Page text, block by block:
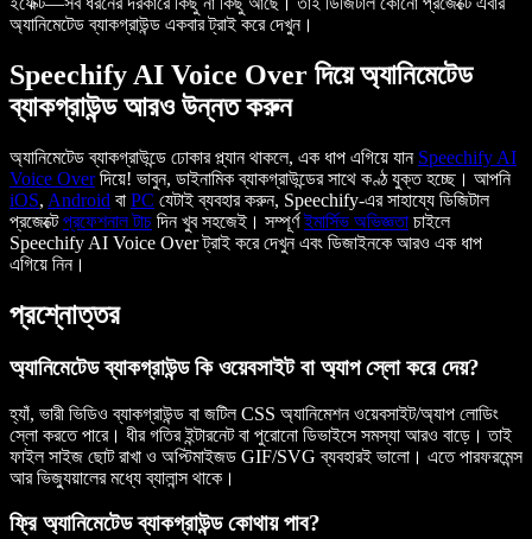
অ্যানিমেটেড ব্যাকগ্রাউন্ড একবার ট্রাই করে দেখুন।
Speechify AI Voice Over দিয়ে অ্যানিমেটেড
ব্যাকগ্রাউন্ড আরও উন্নত করুন
অ্যানিমেটেড ব্যাকগ্রাউন্ডে ঢোকার প্ল্যান থাকলে, এক ধাপ এগিয়ে যান Speechify AI
Voice Overদিয়ে! ভাবুন, ডাইনামিক ব্যাকগ্রাউন্ডের সাথে কণ্ঠ যুক্ত হচ্ছে। আপনি
iOS, Android বা PC যেটাই ব্যবহার করুন, Speechify-এর সাহায্যে ডিজিটাল
প্রজেক্টেপ্রফেশনাল টাচ দিন খুব সহজেই। সম্পূর্ণইমার্সিভ অভিজ্ঞতা চাইলে
Speechify AI Voice Over ট্রাই করে দেখুন এবং ডিজাইনকে আরও এক ধাপ
এগিয়ে নিন।
প্রশ্নোত্তর
অ্যানিমেটেড ব্যাকগ্রাউন্ড কি ওয়েবসাইট বা অ্যাপ স্লো করে দেয়?
হ্যাঁ, ভারী ভিডিও ব্যাকগ্রাউন্ড বা জটিল CSS অ্যানিমেশন ওয়েবসাইট/অ্যাপ লোডিং
স্লো করতে পারে। ধীর গতির ইন্টারনেট বা পুরোনো ডিভাইসে সমস্যা আরও বাড়ে। তাই
ফাইল সাইজ ছোট রাখা ও অপ্টিমাইজড GIF/SVG ব্যবহারই ভালো। এতে পারফরমেন্স
আর ভিজ্যুয়ালের মধ্যে ব্যালান্স থাকে।
ফ্রি অ্যানিমেটেড ব্যাকগ্রাউন্ড কোথায় পাব?